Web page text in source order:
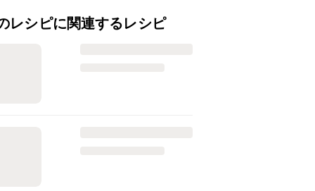
レシピに関連するレシピ